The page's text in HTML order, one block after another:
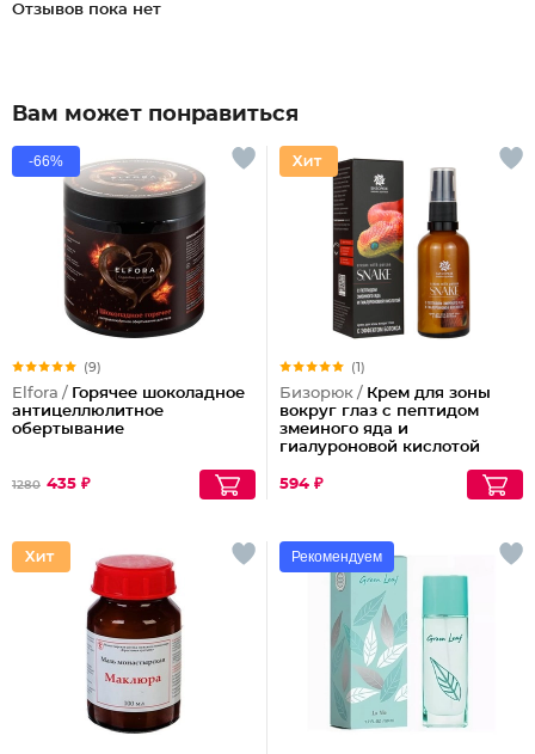
Отзывов пока нет
Вам может понравиться
-66%
(9)
Elfora / Горячее шоколадное
антицеллюлитное
обертывание
1280 435 ₽
(1)
Бизорюк / Крем для зоны
вокруг глаз с пептидом
змеиного яда и
гиалуроновой кислотой
594 ₽
Рекомендуем